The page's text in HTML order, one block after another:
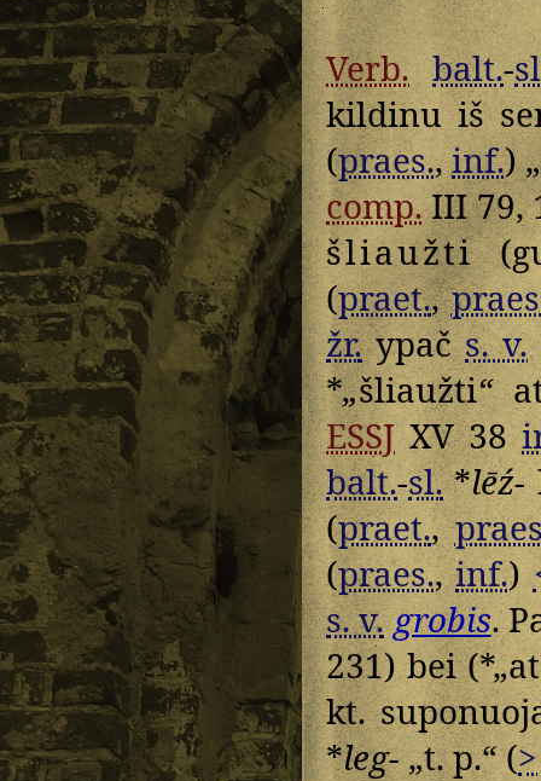
Verb. balt.-
kildinu iš
(praes.,inf.)
comp.III 79,
šliaužti
(praet.,
žr.ypačs. v.
*„šliaužti“
ESSJXV 38
balt.-sl.*lēź-
(praet.,
(praes.,inf.)
s. v.grobis.
231) bei
kt.
*leg-„t. p.“ (>